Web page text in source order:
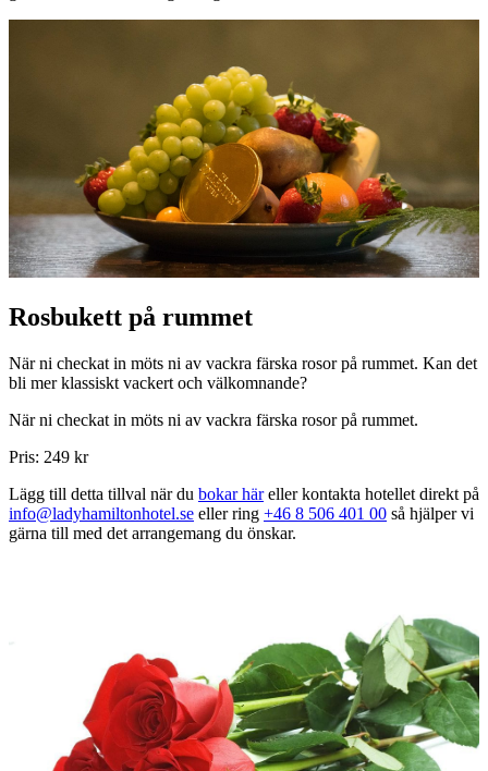
Rosbukett på rummet
När ni checkat in möts ni av vackra färska rosor på rummet. Kan det
bli mer klassiskt vackert och välkomnande?
När ni checkat in möts ni av vackra färska rosor på rummet.
Pris: 249 kr
Lägg till detta tillval när du bokar häreller kontakta hotellet direkt på
info@ladyhamiltonhotel.se eller ring +46 8 506 401 00 så hjälper vi
gärna till med det arrangemang du önskar.